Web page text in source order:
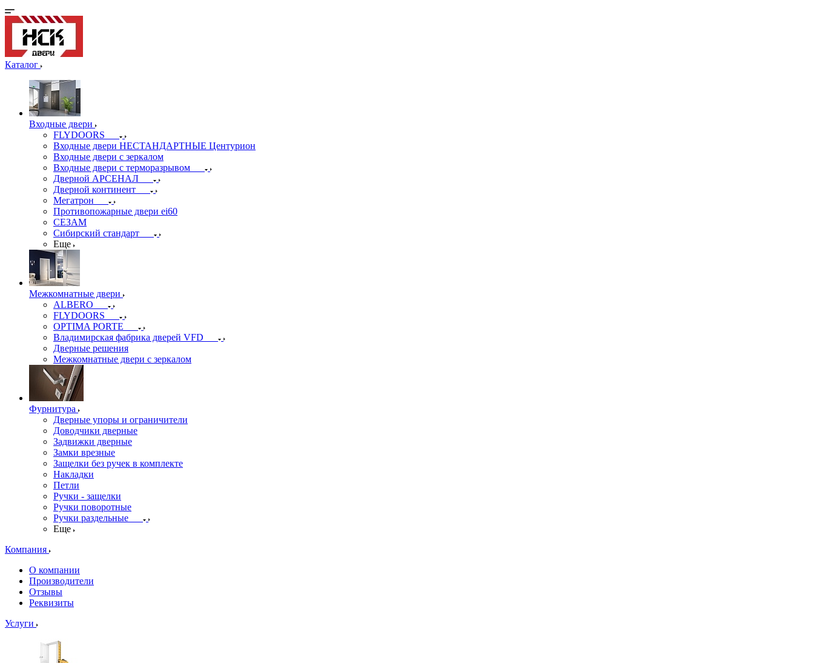
Каталог
Входные двери
FLYDOORS
Входные двери НЕСТАНДАРТНЫЕ Центурион
Входные двери с зеркалом
Входные двери с терморазрывом
Дверной АРСЕНАЛ
Дверной континент
Мегатрон
Противопожарные двери ei60
СЕЗАМ
Сибирский стандарт
Еще
Межкомнатные двери
ALBERO
FLYDOORS
OPTIMA PORTE
Владимирская фабрика дверей VFD
Дверные решения
Межкомнатные двери c зеркалом
Фурнитура
Дверные упоры и ограничители
Доводчики дверные
Задвижки дверные
Замки врезные
Защелки без ручек в комплекте
Накладки
Петли
Ручки - защелки
Ручки поворотные
Ручки раздельные
Еще
Компания
О компании
Производители
Отзывы
Реквизиты
Услуги